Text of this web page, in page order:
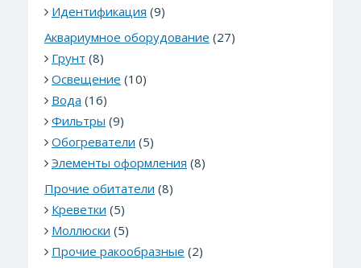
Идентификация (9)
Аквариумное оборудование (27)
Грунт (8)
Освещение (10)
Вода (16)
Фильтры (9)
Обогреватели (5)
Элементы оформления (8)
Прочие обитатели (8)
Креветки (5)
Моллюски (5)
Прочие ракообразные (2)